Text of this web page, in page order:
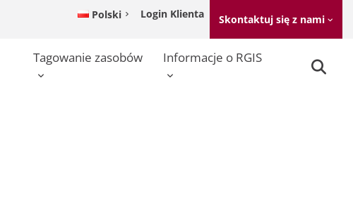
Polski Login Klienta Skontaktuj się z nami
Tagowanie zasobów Informacje o RGIS